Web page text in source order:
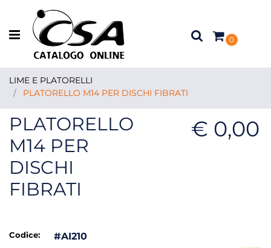
Open menu
0
LIME E PLATORELLI
PLATORELLO M14 PER DISCHI FIBRATI
PLATORELLO
M14 PER
DISCHI
FIBRATI
€ 0,00
Codice: #AI210